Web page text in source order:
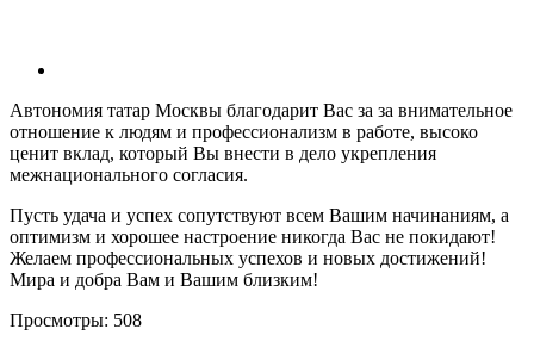
Автономия татар Москвы благодарит Вас за за внимательное
отношение к людям и профессионализм в работе, высоко
ценит вклад, который Вы внести в дело укрепления
межнационального согласия.
Пусть удача и успех сопутствуют всем Вашим начинаниям, а
оптимизм и хорошее настроение никогда Вас не покидают!
Желаем профессиональных успехов и новых достижений!
Мира и добра Вам и Вашим близким!
Просмотры: 508